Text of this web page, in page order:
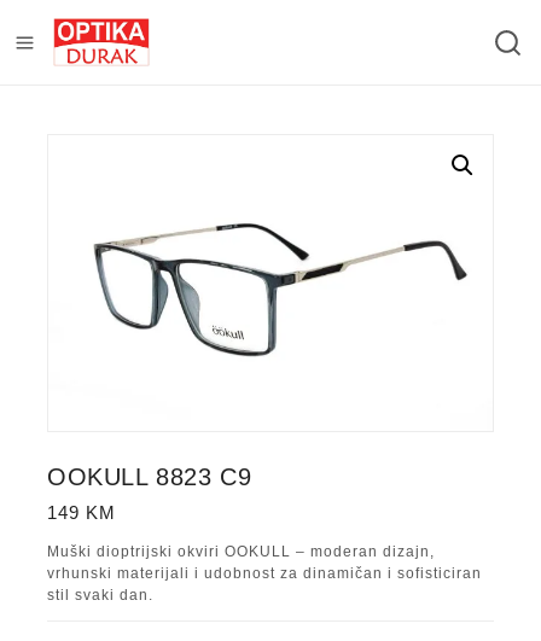
OOKULL 8823 C9
149 KM
Muški dioptrijski okviri OOKULL – moderan dizajn,
vrhunski materijali i udobnost za dinamičan i sofisticiran
stil svaki dan.